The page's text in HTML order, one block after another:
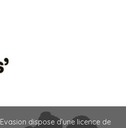
dispose d’une licence de